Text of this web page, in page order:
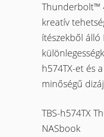
Thunderbolt™
kreatív
ítészekből álló
h574TX-et és
minőségű
TBS-h574TX
NASbook